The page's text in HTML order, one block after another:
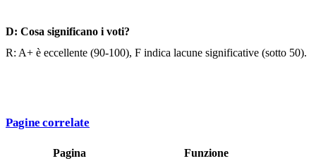
D: Cosa significano i voti?
R: A+ è eccellente (90-100), F indica lacune significative (sotto 50).
Pagine correlate
Pagina
Funzione